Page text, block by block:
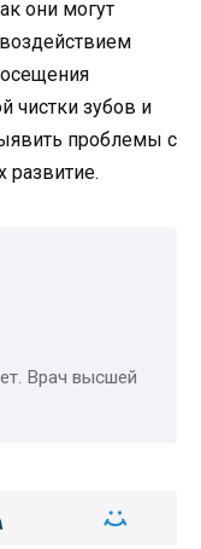
они могут
чистки зубов и
проблемы с
развитие.
Врач высшей